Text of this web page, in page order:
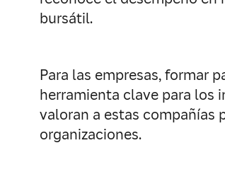
bursátil.
Para las empresas, formar
herramienta clave para los
valoran a estas compañías
organizaciones.